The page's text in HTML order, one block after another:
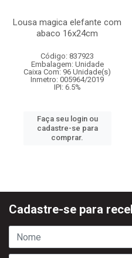
Lousa magica elefante com
abaco 16x24cm
Código: 837923
Embalagem: Unidade
Caixa Com: 96 Unidade(s)
Inmetro: 005964/2019
IPI: 6.5%
Faça seu login ou
cadastre-se para
comprar.
Cadastre-se para